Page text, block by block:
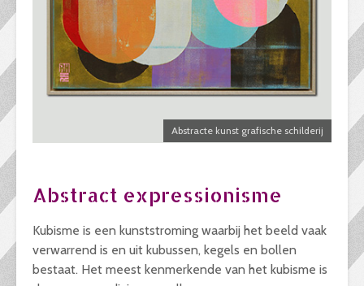
Abstracte kunst grafische schilderij
Abstract expressionisme
Kubisme is een kunststroming waarbij het beeld vaak
verwarrend is en uit kubussen, kegels en bollen
bestaat. Het meest kenmerkende van het kubisme is